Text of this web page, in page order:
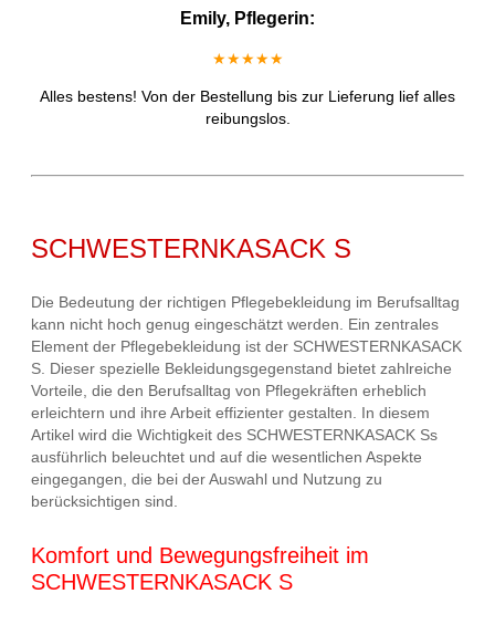
Emily, Pflegerin:
★★★★★
Alles bestens! Von der Bestellung bis zur Lieferung lief alles
reibungslos.
SCHWESTERNKASACK S
Die Bedeutung der richtigen Pflegebekleidung im Berufsalltag
kann nicht hoch genug eingeschätzt werden. Ein zentrales
Element der Pflegebekleidung ist der SCHWESTERNKASACK
S. Dieser spezielle Bekleidungsgegenstand bietet zahlreiche
Vorteile, die den Berufsalltag von Pflegekräften erheblich
erleichtern und ihre Arbeit effizienter gestalten. In diesem
Artikel wird die Wichtigkeit des SCHWESTERNKASACK Ss
ausführlich beleuchtet und auf die wesentlichen Aspekte
eingegangen, die bei der Auswahl und Nutzung zu
berücksichtigen sind.
Komfort und Bewegungsfreiheit im
SCHWESTERNKASACK S